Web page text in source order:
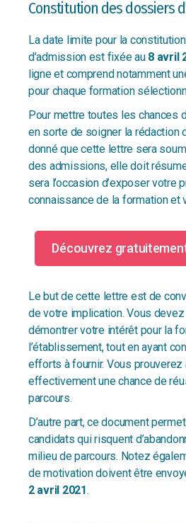
Constitution des dossiers
La date limite pour la
d’admission est fixée au 8 avril
ligne et comprend notamment
pour chaque formation
Pour mettre toutes les chances
en sorte de soigner la rédaction
donné que cette lettre sera
des admissions, elle doit
sera l’occasion d’exposer votre
connaissance de la formation et
Découvrez
Le but de cette lettre est de
de votre implication. Vous
démontrer votre intérêt pour la
l’établissement, tout en ayant
efforts à fournir. Vous
effectivement une chance de
parcours.
D’autre part, ce document
candidats qui risquent
milieu de parcours. Notez
de motivation doivent être
2 avril 2021.